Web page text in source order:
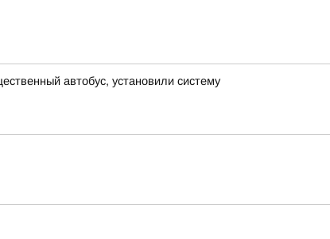
автобус, установили систему